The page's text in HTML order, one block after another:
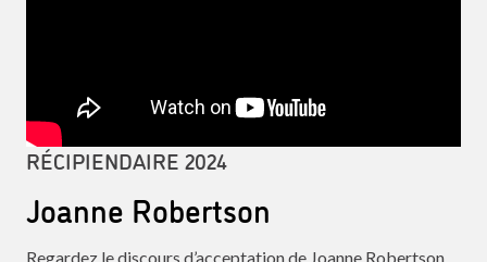
RÉCIPIENDAIRE 2024
Joanne Robertson
Regardez le discours d’acceptation de Joanne Robertson